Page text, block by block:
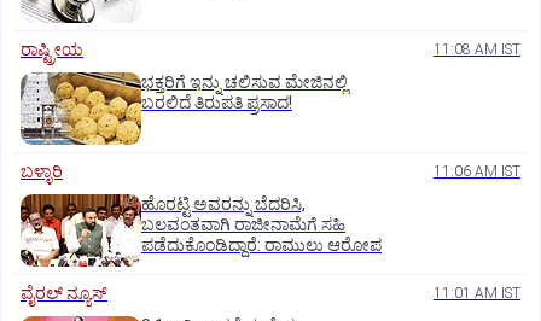
ರಾಷ್ಟ್ರೀಯ 11:08 AM IST
ಭಕ್ತರಿಗೆ ಇನ್ನು ಚಲಿಸುವ ಮೇಜಿನಲ್ಲಿ
ಬರಲಿದೆ ತಿರುಪತಿ ಪ್ರಸಾದ!
ಬಳ್ಳಾರಿ 11:06 AM IST
ಹೊರಟ್ಟಿ ಅವರನ್ನು ಬೆದರಿಸಿ,
ಬಲವಂತವಾಗಿ ರಾಜೀನಾಮೆಗೆ ಸಹಿ
ಪಡೆದುಕೊಂಡಿದ್ದಾರೆ: ರಾಮುಲು ಆರೋಪ
ವೈರಲ್ ನ್ಯೂಸ್ 11:01 AM IST